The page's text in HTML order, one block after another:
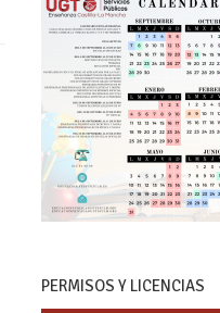
PERMISOS Y LICENCIAS